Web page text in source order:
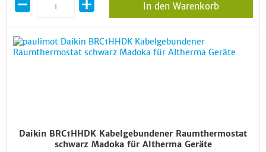
In den Warenkorb
Daikin BRC1HHDK Kabelgebundener Raumthermostat
schwarz Madoka für Altherma Geräte